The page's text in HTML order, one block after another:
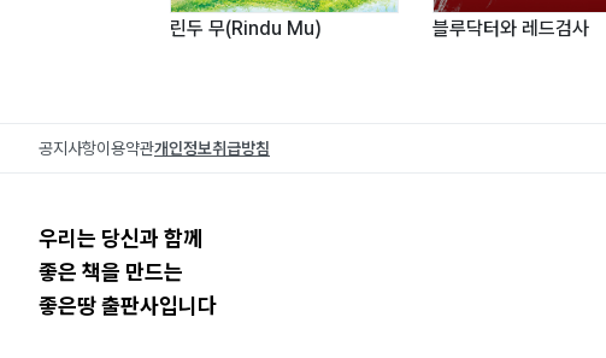
린두 무(Rindu Mu) 블루닥터와 레드검사
공지사항이용약관개인정보취급방침
우리는 당신과 함께
좋은 책을 만드는
좋은땅 출판사입니다